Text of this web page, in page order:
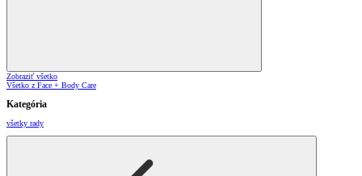
Zobraziť všetko
Všetko z Face + Body Care
Kategória
všetky rady